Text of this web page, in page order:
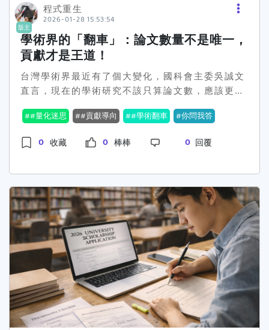
錯，但那不代表你不夠格上榜，只代表你跟「所有
考生一樣」。我當年也一直覺得自己不行，但後來
才發現，多數人考前都在懷疑自己，真正差別不是
誰最穩，而是誰沒有被焦慮拖垮。請你相信，這幾
個月（甚至一年）的累積，不會因為緊張就歸零。
第二件事：與其無限刷新進度，不如確認「基本題
你穩不穩」。最後一週，真的不是拚「讀更多」，
而是拚「少失誤」。建議你回去看考古題和最低錄
取分數，你會發現很多系所其實不用全會，只要把
基本題、常考觀念穩穩拿到，排名就不會太難看。
不要一直想「萬一今年超難怎麼辦」，因為真的
書讀到心很浮、一直分心，那不代表你不努力，只
是大腦真的累了。我那年最後一週，反而花時間回
想自己過去考得不錯的經驗，提醒自己：「我不是
不會，只是現在很緊張。」你可以用一點點自尊
心、一點點不甘心，但不要用恐懼推著自己。最後
一週，我會給你三個實際建議：1. 整理常錯題型與
易忘觀念，做「快速複習」2. 考古題用「想解法」
的方式複盤，不一定每題都完整寫3. 作息正常、
吃好睡好，這真的比熬夜多讀有效研究所考試比的
是氣長，不是最後衝刺多華麗。你現在要做的，是
版主
程式重生
2026-01-28 15:53:54
學術界的「翻車」：論文數量不是唯一，
貢獻才是王道！
台灣學術界最近有了個大變化，國科會主委吳誠文
直言，現在的學術研究不該只算論文數，應該更重
腥風血雨。是的，你沒聽錯，長期以來影響教師升
等指標的論文數，似乎不再是唯一的評量標準了。
這次「翻車」的背後，意味著什麼呢？首先，教育
對社會有實質貢獻，而不僅僅是追求數字上的成
就。這話題一出，一大波網友直接開噴：都快
1202年了，終於有人說出大家心中真正的恐懼。
當前大學的主流認為，提升質量比提升數量更重
要，因為這能深化對世界的影響力，這不僅僅在學
術上能見度，而是把研究從象牙塔帶到實務中，這
種思維轉換真是超派！有網友調侃道，以後論文不
能再用在「升等」上，老師們要開始修身養性、補
充人文素養了！講到這裡，你可能會疑惑，這究竟
對我們有什麼影響呢？其實這不僅關乎於學者的運
命，也影響著我們的社會。當學術研究不再是像
#量化迷思 #貢獻導向 #學術翻車 你問我答
0 收藏 0 棒棒 0 回覆